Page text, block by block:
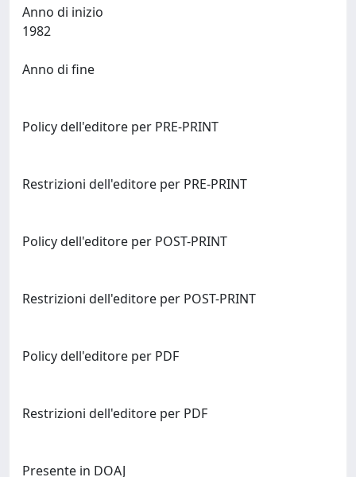
Anno di inizio
Anno di fine
Policy dell'editore per PRE-PRINT
Restrizioni dell'editore per PRE-PRINT
Policy dell'editore per POST-PRINT
Restrizioni dell'editore per POST-PRINT
Policy dell'editore per PDF
Restrizioni dell'editore per PDF
Presente in DOAJ